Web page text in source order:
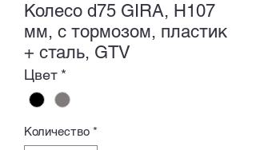
Колесо d75 GIRA, H107
мм, с тормозом, пластик
+ сталь, GTV
Цвет *
Количество *